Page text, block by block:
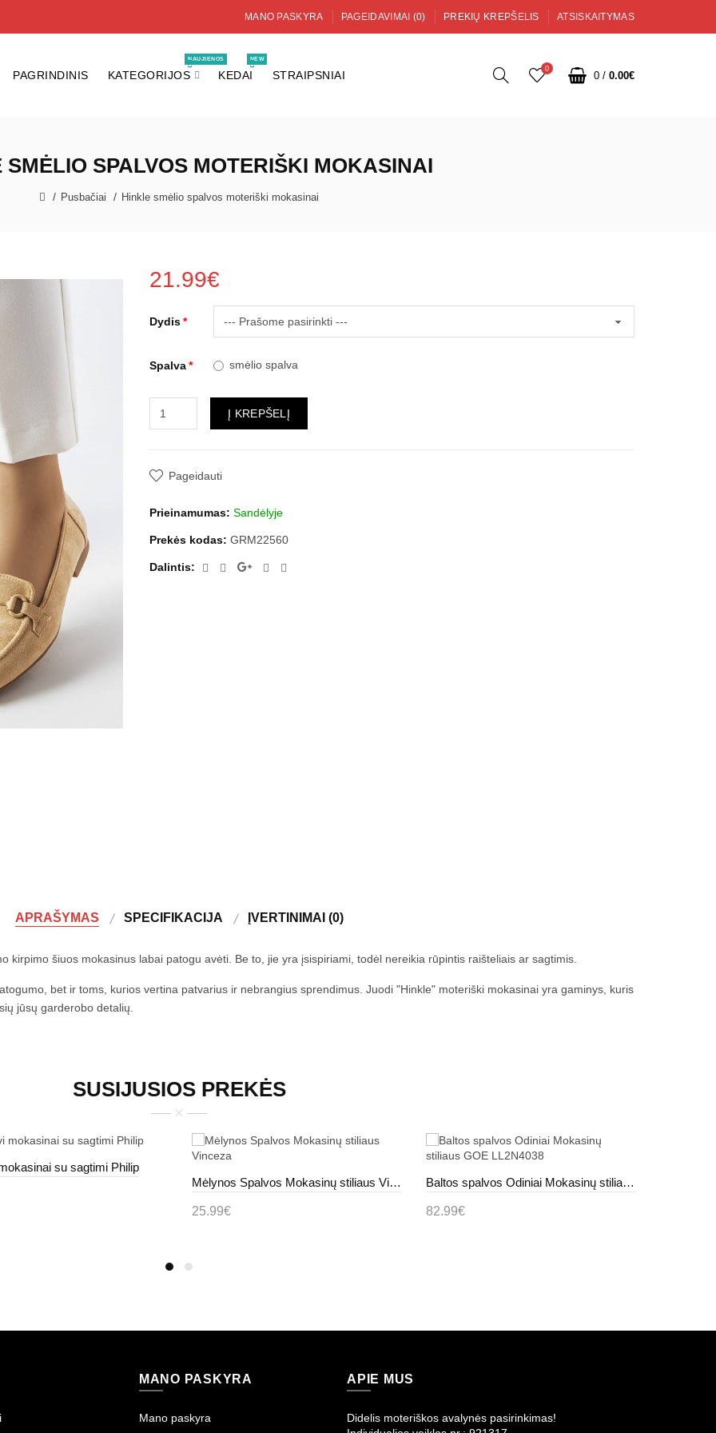
MANO PASKYRA PAGEIDAVIMAI (0) PREKIŲ KREPŠELIS ATSISKAITYMAS
PAGRINDINIS KATEGORIJOS
NAUJIENOS
KEDAI
NEW
STRAIPSNIAI 0
0 / 0.00€
SMĖLIO SPALVOS MOTERIŠKI MOKASINAI
Pusbačiai Hinkle smėlio spalvos moteriški mokasinai
21.99€
Dydis
Spalva smėlio spalva
Į KREPŠELĮ
Pageidauti
Prieinamumas: Sandėlyje
Prekės kodas: GRM22560
Dalintis:
APRAŠYMAS SPECIFIKACIJA ĮVERTINIMAI (0)
kirpimo šiuos mokasinus labai patogu avėti. Be to, jie yra įsispiriami, todėl nereikia rūpintis raišteliais ar sagtimis.
bet ir toms, kurios vertina patvarius ir nebrangius sprendimus. Juodi "Hinkle" moteriški mokasinai yra gaminys, kuris
jūsų garderobo detalių.
SUSIJUSIOS PREKĖS
su sagtimi Philip
Mėlynos Spalvos Mokasinų stiliaus Vinceza
25.99€
Baltos spalvos Odiniai Mokasinų stiliaus GOE LL2N4038
82.99€
MANO PASKYRA
Mano paskyra
APIE MUS
Didelis moteriškos avalynės pasirinkimas!